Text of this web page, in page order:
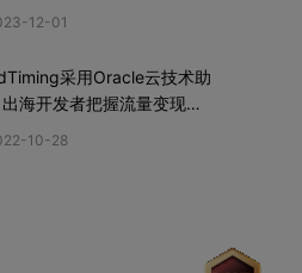
12-01
采用Oracle云技术助
海开发者把握流量变现新
10-28